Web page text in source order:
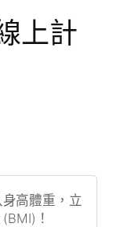
上計
高體重，立
！